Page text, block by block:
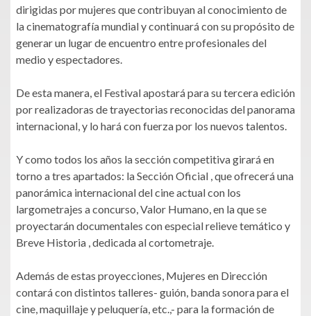
dirigidas por mujeres que contribuyan al conocimiento de
la cinematografía mundial y continuará con su propósito de
generar un lugar de encuentro entre profesionales del
medio y espectadores.
De esta manera, el Festival apostará para su tercera edición
por realizadoras de trayectorias reconocidas del panorama
internacional, y lo hará con fuerza por los nuevos talentos.
Y como todos los años la sección competitiva girará en
torno a tres apartados: la Sección Oficial , que ofrecerá una
panorámica internacional del cine actual con los
largometrajes a concurso, Valor Humano, en la que se
proyectarán documentales con especial relieve temático y
Breve Historia , dedicada al cortometraje.
Además de estas proyecciones, Mujeres en Dirección
contará con distintos talleres- guión, banda sonora para el
cine, maquillaje y peluquería, etc.,- para la formación de